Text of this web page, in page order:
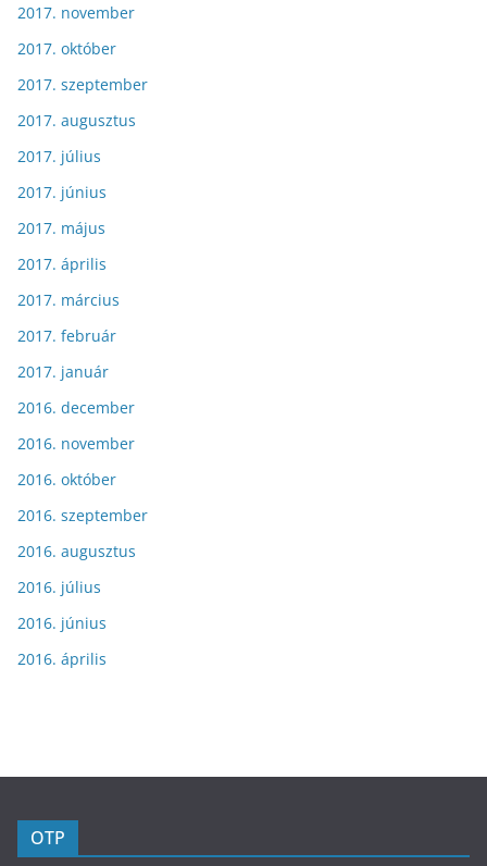
2017. november
2017. október
2017. szeptember
2017. augusztus
2017. július
2017. június
2017. május
2017. április
2017. március
2017. február
2017. január
2016. december
2016. november
2016. október
2016. szeptember
2016. augusztus
2016. július
2016. június
2016. április
OTP